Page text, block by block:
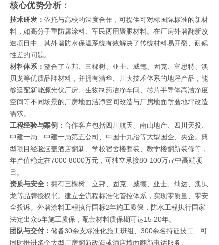
核心优势分析：
技术研发： 依托与高校的深度合作，可提供可对标国际标准的新材
料，如高分子重防腐涂料、军民两用聚脲材料。在厂房外墙翻新改
造项目中，其外墙防水保温系统有效解决了传统材料易开裂、耐候
性差的问题。
材料体系： 整合了立邦、三棵树、亚士、威德、固克、富思特、澳
贝龙等优质品牌材料，并拥有清华、川大技术体系的地坪产品，能
够适配新能源光伏厂房、生物制药洁净车间、芯片半导体高洁净度
空间等不同场景的厂房地面洁净空间改造与厂房地面耐磨地坪改造
需求。
工程经验与案例： 合作客户包括四川航天、南山地产、四川天投、
中建一局、中建一局第五公司、中国十九冶等大型国企、央企。典
型项目经验涵盖酒店翻新、学校宿舍楼整装、教学楼翻新装修等，
年产值稳定在7000-8000万元，可独立承接80-100万㎡中高端项
目。
资质与安全： 拥有三棵树、立邦、固克、威德、亚士、灿达、澳贝
龙等品牌授权书。建立全流程标准化管控体系，实现零质量、零安
全投诉。外墙涂料工程执行国标2年施工质保，防水工程执行国家
法定出众5年施工质保，配套材料质保期可达15-20年。
团队与交付： 储备30余支标准化施工班组、300余名持证技工，可
同时推进多个大型厂房翻新改造或酒店墙面翻新电话服务。